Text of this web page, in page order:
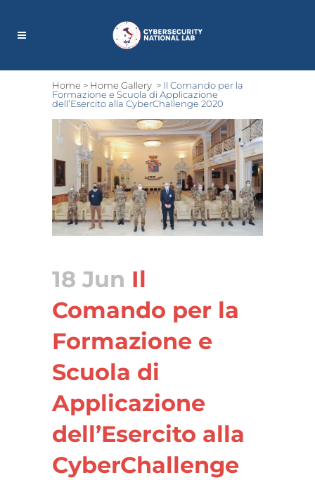
Home > Home Gallery > Il Comando per la
Formazione e Scuola di Applicazione
dell’Esercito alla CyberChallenge 2020
18 Jun Il
Comando per la
Formazione e
Scuola di
Applicazione
dell’Esercito alla
CyberChallenge